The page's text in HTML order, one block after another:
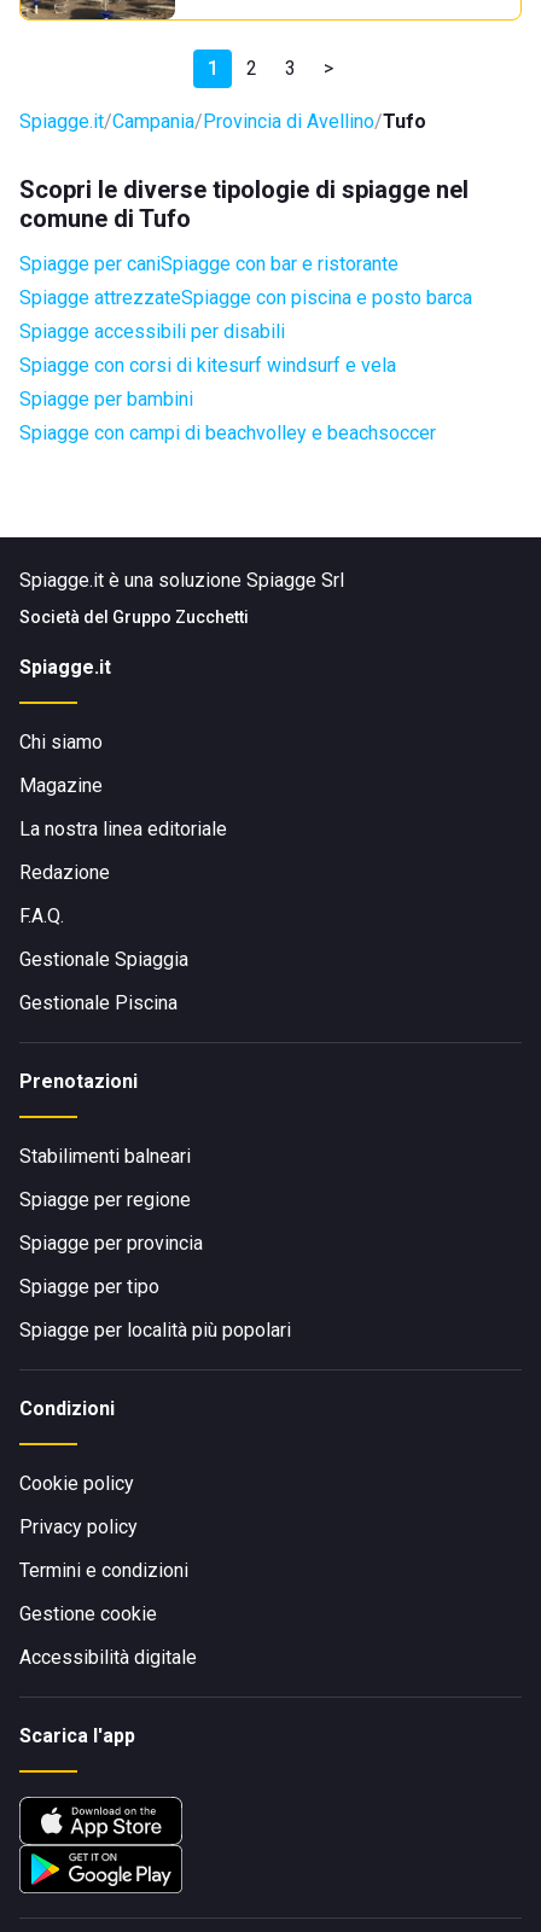
1 2 3 >
Spiagge.it Campania Provincia di Avellino Tufo
Scopri le diverse tipologie di spiagge nel
comune di Tufo
Spiagge per caniSpiagge con bar e ristorante
Spiagge attrezzateSpiagge con piscina e posto barca
Spiagge accessibili per disabili
Spiagge con corsi di kitesurf windsurf e vela
Spiagge per bambini
Spiagge con campi di beachvolley e beachsoccer
Spiagge.it è una soluzione Spiagge Srl
Società del Gruppo Zucchetti
Spiagge.it
Chi siamo
Magazine
La nostra linea editoriale
Redazione
F.A.Q.
Gestionale Spiaggia
Gestionale Piscina
Prenotazioni
Stabilimenti balneari
Spiagge per regione
Spiagge per provincia
Spiagge per tipo
Spiagge per località più popolari
Condizioni
Cookie policy
Privacy policy
Termini e condizioni
Gestione cookie
Accessibilità digitale
Scarica l'app